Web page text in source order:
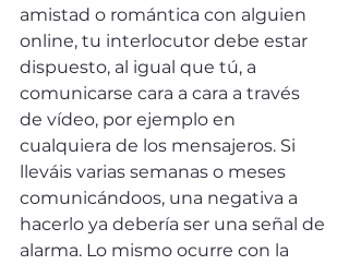
amistad o romántica con alguien
online, tu interlocutor debe estar
dispuesto, al igual que tú, a
comunicarse cara a cara a través
de vídeo, por ejemplo en
cualquiera de los mensajeros. Si
lleváis varias semanas o meses
comunicándoos, una negativa a
hacerlo ya debería ser una señal de
alarma. Lo mismo ocurre con la